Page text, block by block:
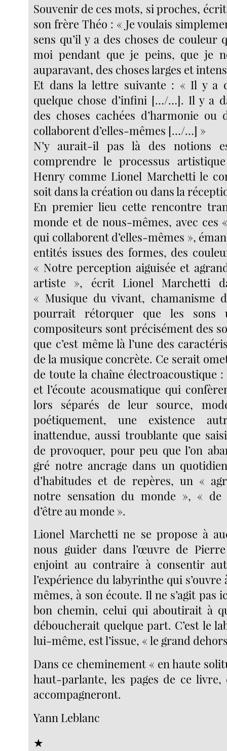
Souvenir de ces mots, si proches,
son frère Théo : « Je voulais
sens qu’il y a des choses de couleur
moi pendant que je peins, que je
auparavant, des choses larges et
Et dans la lettre suivante : « Il y a
quelque chose d’infini […/…]. Il y a
des choses cachées d’harmonie ou
collaborent d’elles-mêmes […/…] »
N’y aurait-il pas là des notions
comprendre le processus
Henry comme Lionel Marchetti le
soit dans la création ou dans la
En premier lieu cette rencontre
monde et de nous-mêmes, avec ces
qui collaborent d’elles-mêmes »,
entités issues des formes, des
« Notre perception aiguisée et
artiste », écrit Lionel Marchetti
« Musique du vivant, chamanisme
pourrait rétorquer que les sons
compositeurs sont précisément des
que c’est même là l’une des
de la musique concrète. Ce serait
de toute la chaîne électroacoustique :
et l’écoute acousmatique qui
lors séparés de leur source,
poétiquement, une existence
inattendue, aussi troublante que
de provoquer, pour peu que l’on
gré notre ancrage dans un
d’habitudes et de repères, un «
notre sensation du monde », « de
d’être au monde ».
Lionel Marchetti ne se propose à
nous guider dans l’œuvre de
enjoint au contraire à consentir
l’expérience du labyrinthe qui
mêmes, à son écoute. Il ne s’agit pas
bon chemin, celui qui aboutirait à
déboucherait quelque part. C’est le
lui-même, est l’issue, « le grand
Dans ce cheminement « en haute
haut-parlante, les pages de ce livre,
accompagneront.
Yann Leblanc
★